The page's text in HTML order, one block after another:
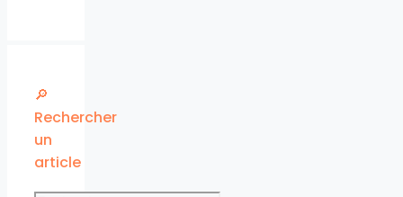
🔎
Rechercher
un
article